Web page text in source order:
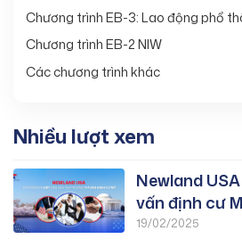
Chương trình EB-3: Lao động phổ
Chương trình EB-2 NIW
Các chương trình khác
Nhiều lượt xem
Newland
vấn định cư
19/02/2025